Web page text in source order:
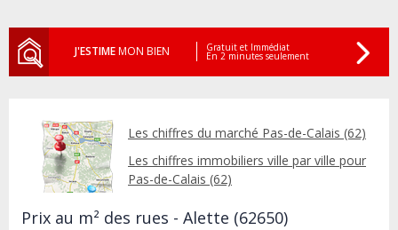
J'ESTIMEMON BIEN Gratuit et Immédiat
En 2 minutes seulement
Les chiffres du marché Pas-de-Calais (62)
Les chiffres immobiliers ville par ville pour
Pas-de-Calais (62)
Prix au m² des rues - Alette (62650)